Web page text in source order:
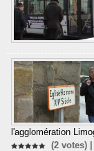
l'agglomération
(2 votes) |